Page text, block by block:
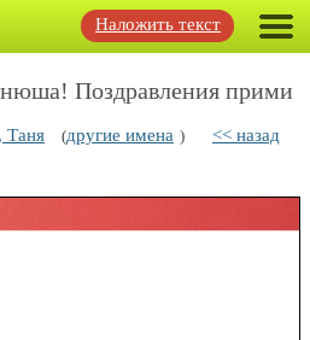
Наложить текст
Поздравления прими
Таня (другие имена ) << назад